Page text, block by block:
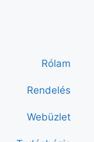
Rólam
Rendelés
Webüzlet